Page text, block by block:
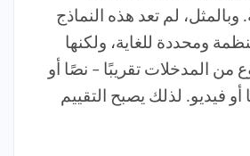
لم تعد هذه النماذج
ومحددة للغاية، ولكنها
من المدخلات تقريبًا – نصًا أو
فيديو. لذلك يصبح التقييم